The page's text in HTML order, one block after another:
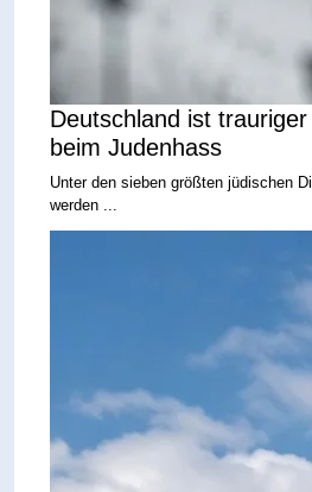
Deutschland ist
beim Judenhass
Unter den sieben größten jüdischen
werden ...